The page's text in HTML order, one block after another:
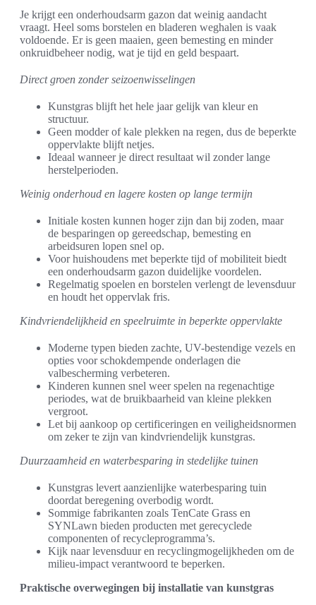
Je krijgt een onderhoudsarm gazon dat weinig aandacht
vraagt. Heel soms borstelen en bladeren weghalen is vaak
voldoende. Er is geen maaien, geen bemesting en minder
onkruidbeheer nodig, wat je tijd en geld bespaart.
Direct groen zonder seizoenwisselingen
Kunstgras blijft het hele jaar gelijk van kleur en
structuur.
Geen modder of kale plekken na regen, dus de beperkte
oppervlakte blijft netjes.
Ideaal wanneer je direct resultaat wil zonder lange
herstelperioden.
Weinig onderhoud en lagere kosten op lange termijn
Initiale kosten kunnen hoger zijn dan bij zoden, maar
de besparingen op gereedschap, bemesting en
arbeidsuren lopen snel op.
Voor huishoudens met beperkte tijd of mobiliteit biedt
een onderhoudsarm gazon duidelijke voordelen.
Regelmatig spoelen en borstelen verlengt de levensduur
en houdt het oppervlak fris.
Kindvriendelijkheid en speelruimte in beperkte oppervlakte
Moderne typen bieden zachte, UV-bestendige vezels en
opties voor schokdempende onderlagen die
valbescherming verbeteren.
Kinderen kunnen snel weer spelen na regenachtige
periodes, wat de bruikbaarheid van kleine plekken
vergroot.
Let bij aankoop op certificeringen en veiligheidsnormen
om zeker te zijn van kindvriendelijk kunstgras.
Duurzaamheid en waterbesparing in stedelijke tuinen
Kunstgras levert aanzienlijke waterbesparing tuin
doordat beregening overbodig wordt.
Sommige fabrikanten zoals TenCate Grass en
SYNLawn bieden producten met gerecyclede
componenten of recycleprogramma’s.
Kijk naar levensduur en recyclingmogelijkheden om de
milieu-impact verantwoord te beperken.
Praktische overwegingen bij installatie van kunstgras